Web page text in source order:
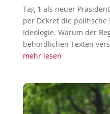
Tag 1 als neuer
per Dekret die politische
Ideologie. Warum der
behördlichen Texten
mehr lesen